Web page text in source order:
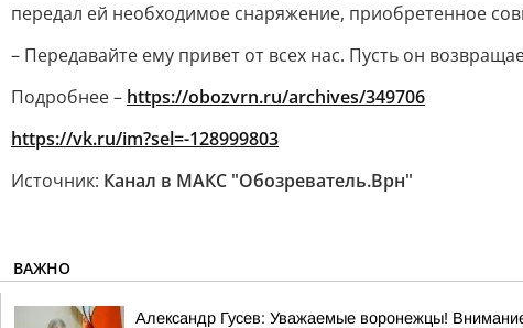
передал ей необходимое снаряжение, приобретенное
– Передавайте ему привет от всех нас. Пусть он
Подробнее – https://obozvrn.ru/archives/349706
https://vk.ru/im?sel=-128999803
Источник: Канал в МАКС "Обозреватель.Врн"
ВАЖНО
Александр Гусев: Уважаемые воронежцы!